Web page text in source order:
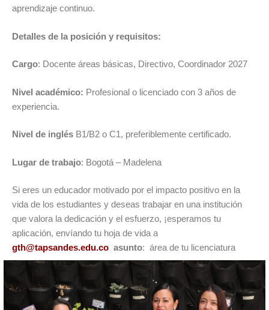
aprendizaje continuo.
Detalles de la posición y requisitos:
Cargo: Docente áreas básicas, Directivo, Coordinador 2027
Nivel académico: Profesional o licenciado con 3 años de
experiencia.
Nivel de inglés B1/B2 o C1, preferiblemente certificado.
Lugar de trabajo: Bogotá – Madelena
Si eres un educador motivado por el impacto positivo en la
vida de los estudiantes y deseas trabajar en una institución
que valora la dedicación y el esfuerzo, ¡esperamos tu
aplicación, envíando tu hoja de vida a
gth@tapsandes.edu.co asunto: área de tu licenciatura